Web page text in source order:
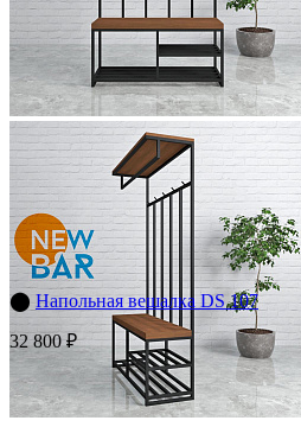
⬤ Напольная вешалка DS 107
32 800 ₽